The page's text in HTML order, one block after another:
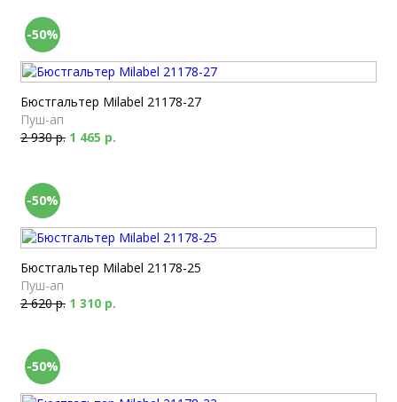
-50%
Бюстгальтер Milabel 21178-27
Пуш-ап
2 930 р. 1 465 р.
-50%
Бюстгальтер Milabel 21178-25
Пуш-ап
2 620 р. 1 310 р.
-50%